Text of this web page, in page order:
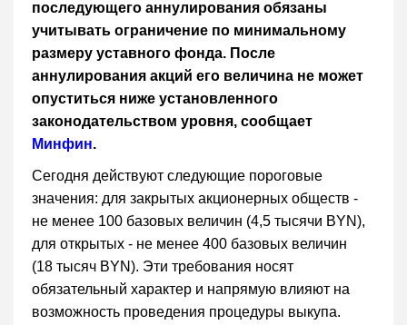
последующего аннулирования обязаны
учитывать ограничение по минимальному
размеру уставного фонда. После
аннулирования акций его величина не может
опуститься ниже установленного
законодательством уровня, сообщает
Минфин.
Сегодня действуют следующие пороговые
значения: для закрытых акционерных обществ -
не менее 100 базовых величин (4,5 тысячи BYN),
для открытых - не менее 400 базовых величин
(18 тысяч BYN). Эти требования носят
обязательный характер и напрямую влияют на
возможность проведения процедуры выкупа.